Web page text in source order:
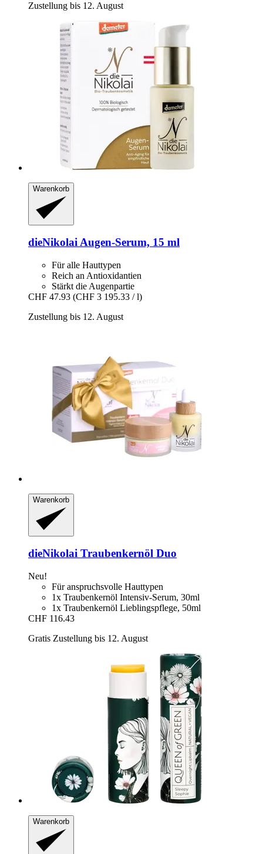
Zustellung bis 12. August
Warenkorb
dieNikolaiAugen-​Serum, 15 ml
Für alle Hauttypen
Reich an Antioxidantien
Stärkt die Augenpartie
CHF 47.93 (CHF 3 195.33 / l)
Zustellung bis 12. August
Warenkorb
dieNikolai Traubenkernöl Duo
Neu!
Für anspruchsvolle Hauttypen
1x Traubenkernöl Intensiv-Serum, 30ml
1x Traubenkernöl Lieblingspflege, 50ml
CHF 116.43
Gratis Zustellung bis 12. August
Warenkorb